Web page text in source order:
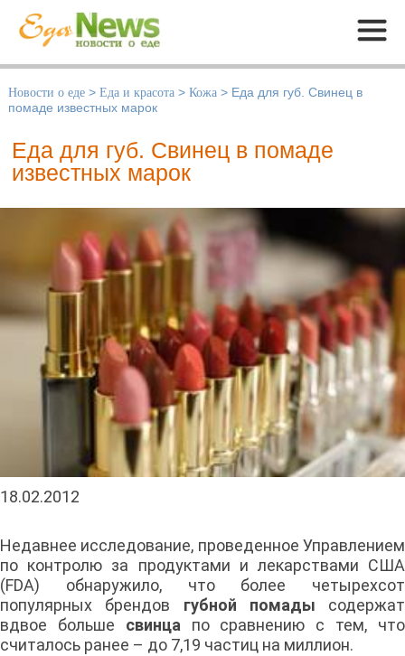
Меню
Новости о еде > Еда и красота > Кожа > Еда для губ. Свинец в
помаде известных марок
Еда для губ. Свинец в помаде
известных марок
18.02.2012
Недавнее исследование, проведенное Управлением
по контролю за продуктами и лекарствами США
(FDA) обнаружило, что более четырехсот
популярных брендов губной помады содержат
вдвое больше свинцапо сравнению с тем, что
считалось ранее – до 7,19 частиц на миллион.